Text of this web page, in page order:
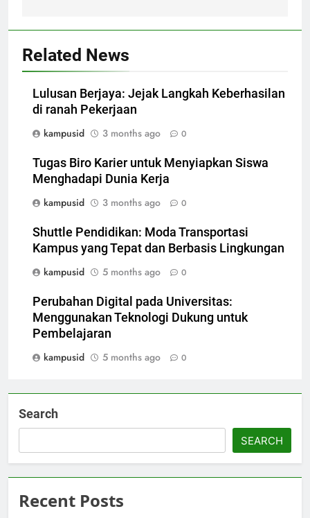
Related News
Lulusan Berjaya: Jejak Langkah Keberhasilan
di ranah Pekerjaan
kampusid
3 months ago 0
Tugas Biro Karier untuk Menyiapkan Siswa
Menghadapi Dunia Kerja
kampusid
3 months ago 0
Shuttle Pendidikan: Moda Transportasi
Kampus yang Tepat dan Berbasis Lingkungan
kampusid
5 months ago 0
Perubahan Digital pada Universitas:
Menggunakan Teknologi Dukung untuk
Pembelajaran
kampusid
5 months ago 0
Search
SEARCH
Recent Posts